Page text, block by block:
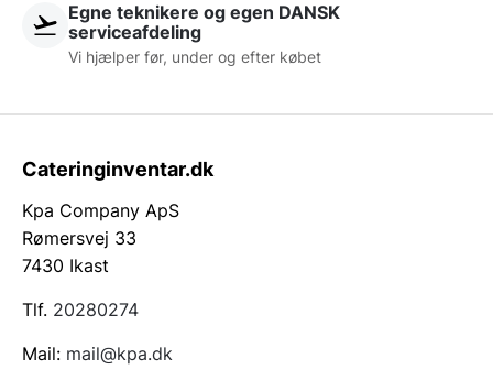
Egne teknikere og egen DANSK
serviceafdeling
Vi hjælper før, under og efter købet
Cateringinventar.dk
Kpa Company ApS
Rømersvej 33
7430 Ikast
Tlf. 20280274
Mail: mail@kpa.dk